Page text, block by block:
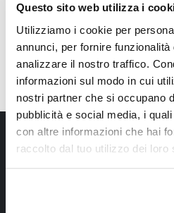
Questo sito web utilizza i
Utilizziamo i cookie per
annunci, per fornire
analizzare il nostro traffico.
informazioni sul modo in cui
nostri partner che si occupano
pubblicità e social media, i
con altre informazioni che hai
raccolto dal tuo utilizzo dei loro
Iscriviti alla
Ricevi subito uno sconto del 10%